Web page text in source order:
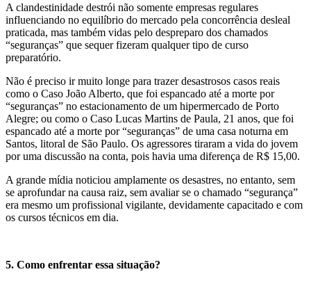
A clandestinidade destrói não somente empresas regulares
influenciando no equilíbrio do mercado pela concorrência desleal
praticada, mas também vidas pelo despreparo dos chamados
“seguranças” que sequer fizeram qualquer tipo de curso
preparatório.
Não é preciso ir muito longe para trazer desastrosos casos reais
como o Caso João Alberto, que foi espancado até a morte por
“seguranças” no estacionamento de um hipermercado de Porto
Alegre; ou como o Caso Lucas Martins de Paula, 21 anos, que foi
espancado até a morte por “seguranças” de uma casa noturna em
Santos, litoral de São Paulo. Os agressores tiraram a vida do jovem
por uma discussão na conta, pois havia uma diferença de R$ 15,00.
A grande mídia noticiou amplamente os desastres, no entanto, sem
se aprofundar na causa raiz, sem avaliar se o chamado “segurança”
era mesmo um profissional vigilante, devidamente capacitado e com
os cursos técnicos em dia.
5. Como enfrentar essa situação?